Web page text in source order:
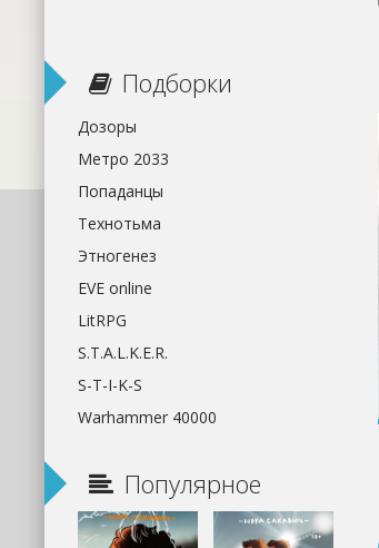
Подборки
Дозоры
Метро 2033
Попаданцы
Технотьма
Этногенез
EVE online
LitRPG
S.T.A.L.K.E.R.
S-T-I-K-S
Warhammer 40000
Популярное